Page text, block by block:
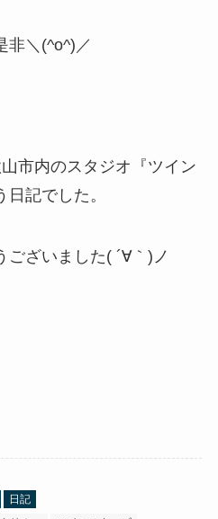
非＼(^o^)／
市内のスタジオ『ツイン
記でした。
ざいました( ´∀｀)ノ
日記